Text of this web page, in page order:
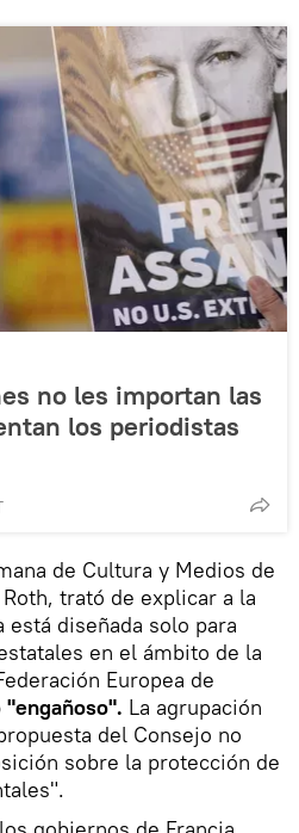
no les importan las
los periodistas
de Cultura y Medios de
trató de explicar a la
diseñada solo para
en el ámbito de la
Europea de
La agrupación
del Consejo no
sobre la protección de